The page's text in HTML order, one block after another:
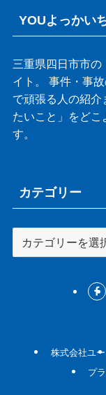
YOUよっかい
三重県四日市市
イト。 事件・事
で頑張る人の紹介
たいこと」をどこ
す。
カテゴリー
テ
株式会社ユー
プ